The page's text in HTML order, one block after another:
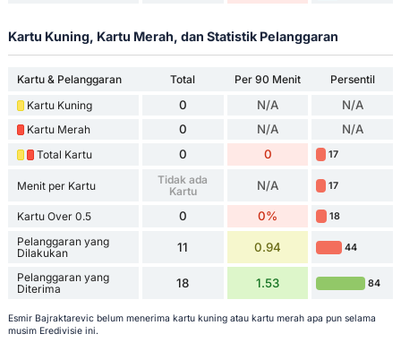
Kartu Kuning, Kartu Merah, dan Statistik Pelanggaran
Kartu & Pelanggaran Total Per 90 Menit
Persentil
Kartu Kuning
0 N/A N/A
Kartu Merah 0 N/A N/A
Total Kartu 0 0 17
Menit per Kartu
Tidak ada
Kartu
N/A 17
Kartu Over 0.5 0 0% 18
Pelanggaran yang
Dilakukan
11 0.94 44
Pelanggaran yang
Diterima
18 1.53 84
Esmir Bajraktarevic belum menerima kartu kuning atau kartu merah apa pun selama
musim Eredivisie ini.